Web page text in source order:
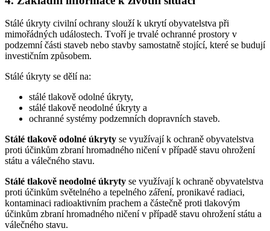
Stálé úkryty civilní ochrany slouží k ukrytí obyvatelstva při
mimořádných událostech. Tvoří je trvalé ochranné prostory v
podzemní části staveb nebo stavby samostatně stojící, které se budují
investičním způsobem.
Stálé úkryty se dělí na:
stálé tlakově odolné úkryty,
stálé tlakově neodolné úkryty a
ochranné systémy podzemních dopravních staveb.
Stálé tlakově odolné úkryty se využívají k ochraně obyvatelstva
proti účinkům zbraní hromadného ničení v případě stavu ohrožení
státu a válečného stavu.
Stálé tlakově neodolné úkryty se využívají k ochraně obyvatelstva
proti účinkům světelného a tepelného záření, pronikavé radiaci,
kontaminaci radioaktivním prachem a částečně proti tlakovým
účinkům zbraní hromadného ničení v případě stavu ohrožení státu a
válečného stavu.